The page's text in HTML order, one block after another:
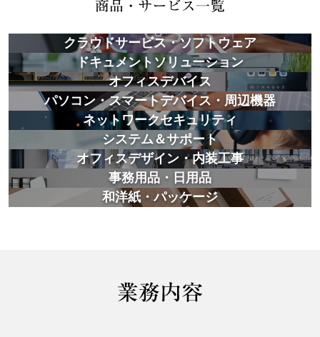
クラウドサービス・ソフトウェア
ドキュメントソリューション
オフィスデバイス
パソコン・スマートデバイス・周辺機器
ネットワークセキュリティ
システム＆サポート
オフィスデザイン・内装工事
事務用品・日用品
和洋紙・パッケージ